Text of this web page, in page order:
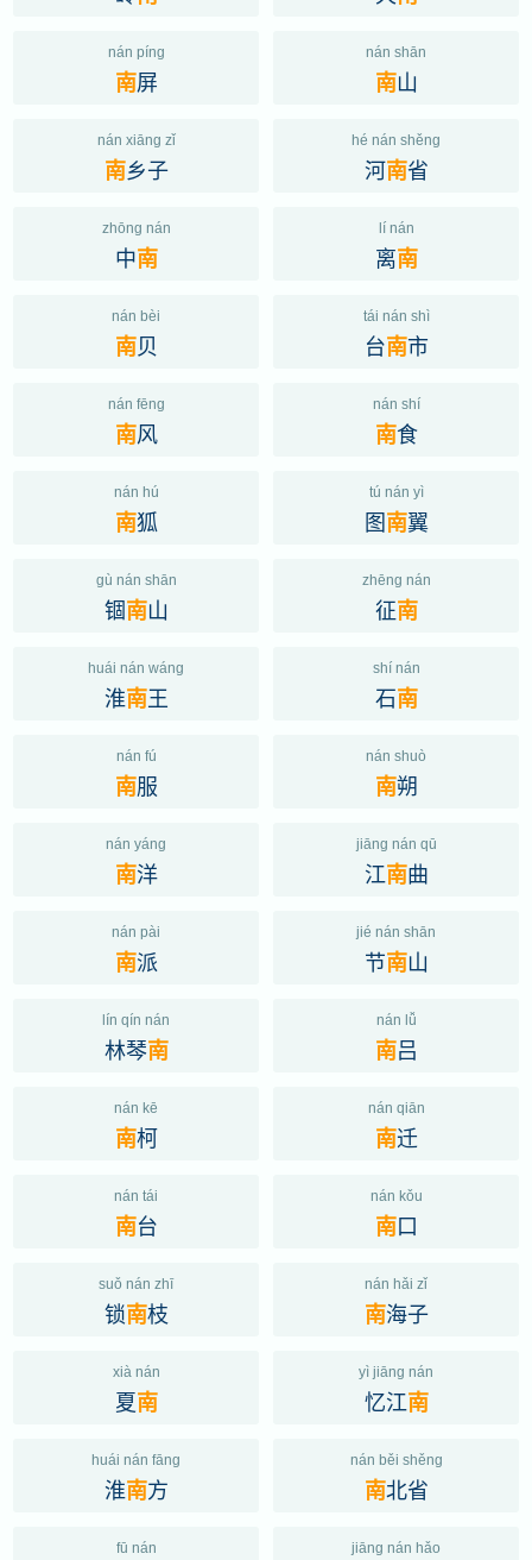
nán píng
南屏
nán shān
南山
nán xiāng zǐ
南乡子
hé nán shěng
河南省
zhōng nán
中南
lí nán
离南
nán bèi
南贝
tái nán shì
台南市
nán fēng
南风
nán shí
南食
nán hú
南狐
tú nán yì
图南翼
gù nán shān
锢南山
zhēng nán
征南
huái nán wáng
淮南王
shí nán
石南
nán fú
南服
nán shuò
南朔
nán yáng
南洋
jiāng nán qū
江南曲
nán pài
南派
jié nán shān
节南山
lín qín nán
林琴南
nán lǚ
南吕
nán kē
南柯
nán qiān
南迁
nán tái
南台
nán kǒu
南口
suǒ nán zhī
锁南枝
nán hǎi zǐ
南海子
xià nán
夏南
yì jiāng nán
忆江南
huái nán fāng
淮南方
nán běi shěng
南北省
fū nán jiāng nán hǎo